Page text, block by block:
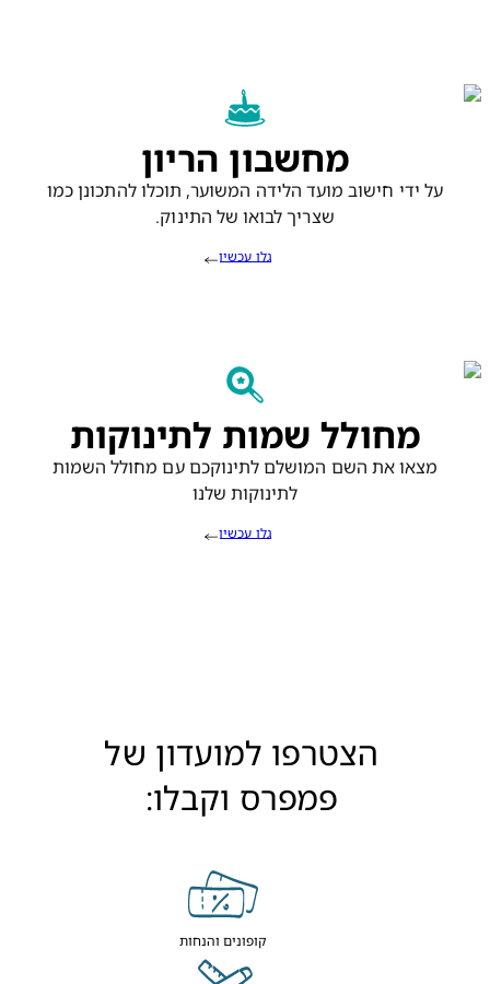
מחשבון הריון
על ידי חישוב מועד הלידה המשוער, תוכלו להתכונן כמו
שצריך לבואו של התינוק.
גלו עכשיו
מחולל שמות לתינוקות
מצאו את השם המושלם לתינוקכם עם מחולל השמות
לתינוקות שלנו
גלו עכשיו
הצטרפו למועדון של
פמפרס וקבלו:
קופונים והנחות